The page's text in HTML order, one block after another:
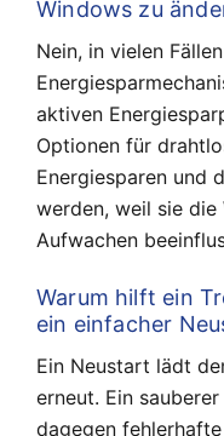
Windows zu
Nein, in vielen
aktiven
Optionen für
Energiesparen und
werden, weil sie die
Aufwachen
Warum hilft ein
ein einfacher
Ein Neustart lädt
erneut. Ein
dagegen